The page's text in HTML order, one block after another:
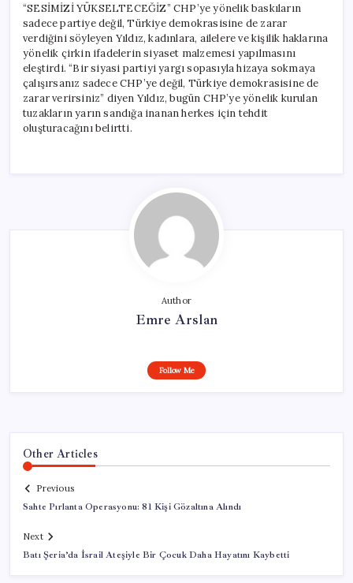
“SESİMİZİ YÜKSELTECEĞİZ” CHP’ye yönelik baskıların
sadece partiye değil, Türkiye demokrasisine de zarar
verdiğini söyleyen Yıldız, kadınlara, ailelere ve kişilik haklarına
yönelik çirkin ifadelerin siyaset malzemesi yapılmasını
eleştirdi. “Bir siyasi partiyi yargı sopasıyla hizaya sokmaya
çalışırsanız sadece CHP’ye değil, Türkiye demokrasisine de
zarar verirsiniz” diyen Yıldız, bugün CHP’ye yönelik kurulan
tuzakların yarın sandığa inanan herkes için tehdit
oluşturacağını belirtti.
Author
Emre Arslan
Follow Me
Other Articles
Previous
Sahte Pırlanta Operasyonu: 81 Kişi Gözaltına Alındı
Next
Batı Şeria’da İsrail Ateşiyle Bir Çocuk Daha Hayatını Kaybetti